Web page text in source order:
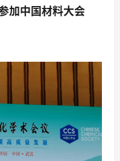
加中国材料大会